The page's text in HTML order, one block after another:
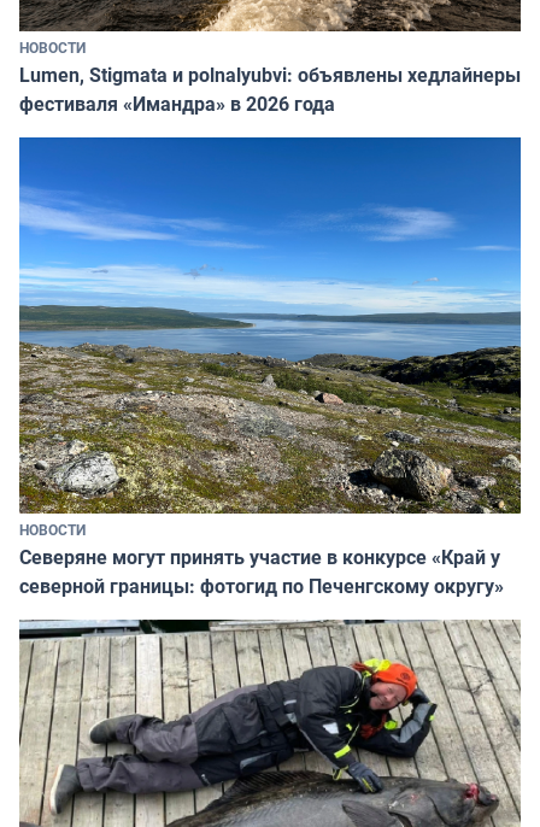
НОВОСТИ
Lumen, Stigmata и polnalyubvi: объявлены хедлайнеры
фестиваля «Имандра» в 2026 года
НОВОСТИ
Северяне могут принять участие в конкурсе «Край у
северной границы: фотогид по Печенгскому округу»